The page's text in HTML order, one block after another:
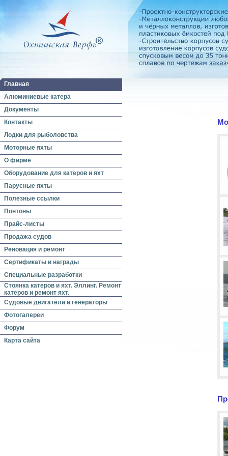
Главная
Алюминиевые катера
Документы
Контакты
Лодки для рыболовства
Моторные яхты
О фирме
Оборудование для катеров и яхт
Парусные яхты
Полезные ссылки
Понтоны
Прайс-листы
Продажа судов
Реновация и ремонт
Сертификаты и награды
Специальные разработки
Стоянка катеров и яхт. Эллинг. Ремонт
катеров и ремонт яхт.
Судовые двигатели и генераторы
Фотогалереи
Форум
Карта сайта